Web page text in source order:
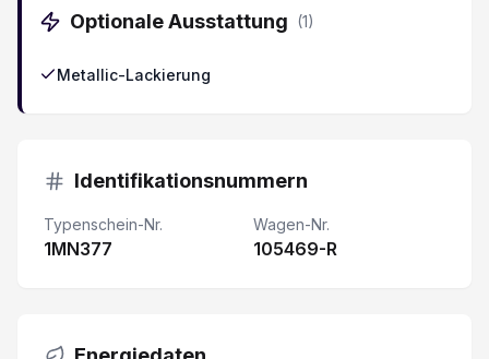
Digitale Instrumentierung
Dachreling silber
Stauassistent
Müdigkeitserkennung
Optionale Ausstattung (1)
Metallic-Lackierung
Identifikationsnummern
Typenschein-Nr.
1MN377
Wagen-Nr.
105469-R